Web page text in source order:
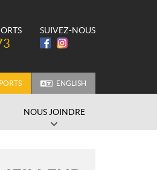
SUIVEZ-NOUS
ENGLISH
NOUS JOINDRE